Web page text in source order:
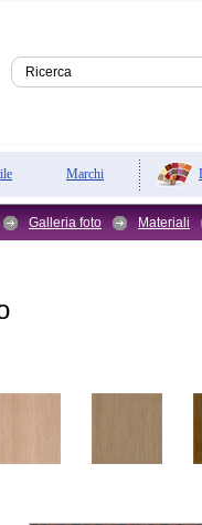
Marchi
Galleria foto Materiali